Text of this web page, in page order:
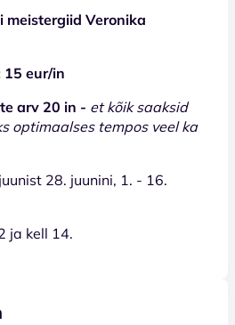
meistergiid Veronika
15 eur/in
arv 20 in - et kõik saaksid
optimaalses tempos veel ka
28. juunini, 1. - 16.
ja kell 14.